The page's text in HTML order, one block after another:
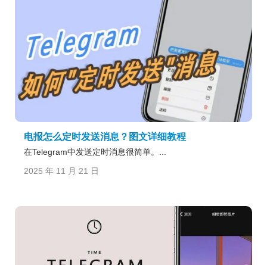
电报怎么定时发送消息？图文详细教程
在Telegram中发送定时消息很简单。...
2025 年 11 月 21 日